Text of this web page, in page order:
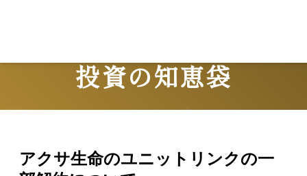
投資の知恵袋
アクサ生命のユニットリンクの一